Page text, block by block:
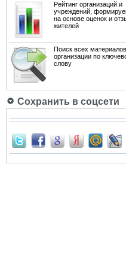
Рейтинг организаций и
учреждений,
на основе оценок и
жителей
Поиск всех
организации по
слову
Сохранить в соцсети